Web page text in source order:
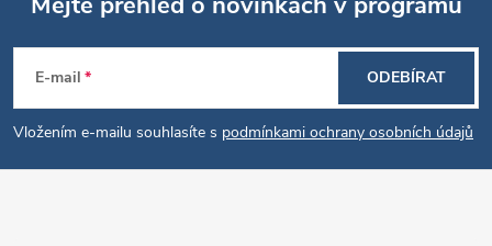
Z
á
p
E-mail
Vložením e-mailu souhlasíte s podmínkami ochrany osobních údajů
ODEBÍRAT